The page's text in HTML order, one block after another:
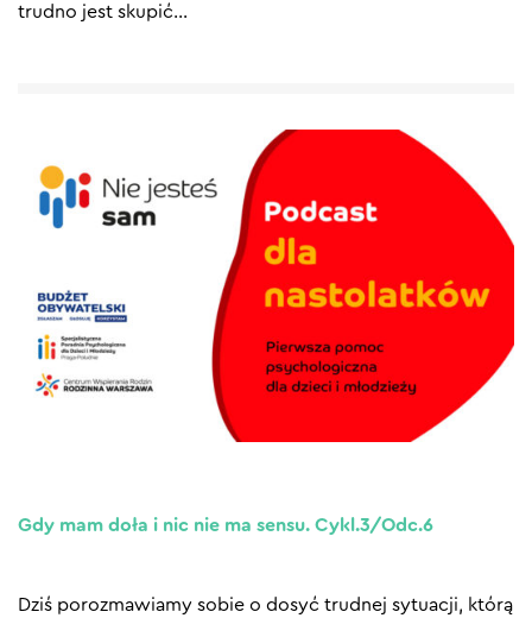
trudno jest skupić…
Gdy mam doła i nic nie ma sensu. Cykl.3/Odc.6
Dziś porozmawiamy sobie o dosyć trudnej sytuacji, którą